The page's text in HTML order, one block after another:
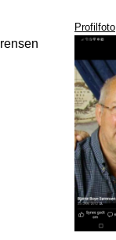
Profilfoto